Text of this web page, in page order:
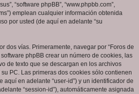
“software phpBB”, “www.phpbb.com”,
emplean cualquier información obtenida
por usted (de aquí en adelante “su
dos vías. Primeramente, navegar por “Foros de
phpBB crear un número de cookies, las
de texto que se descargan en los archivos
PC. Las primeras dos cookies sólo contienen
aquí en adelante “user-id”) y un identificador de
“session-id”), automáticamente asignada